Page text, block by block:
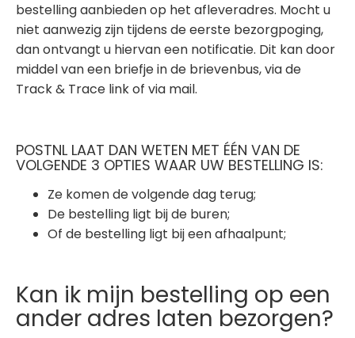
bestelling aanbieden op het afleveradres. Mocht u
niet aanwezig zijn tijdens de eerste bezorgpoging,
dan ontvangt u hiervan een notificatie. Dit kan door
middel van een briefje in de brievenbus, via de
Track & Trace link of via mail.
POSTNL LAAT DAN WETEN MET ÉÉN VAN DE
VOLGENDE 3 OPTIES WAAR UW BESTELLING IS:
Ze komen de volgende dag terug;
De bestelling ligt bij de buren;
Of de bestelling ligt bij een afhaalpunt;
Kan ik mijn bestelling op een
ander adres laten bezorgen?